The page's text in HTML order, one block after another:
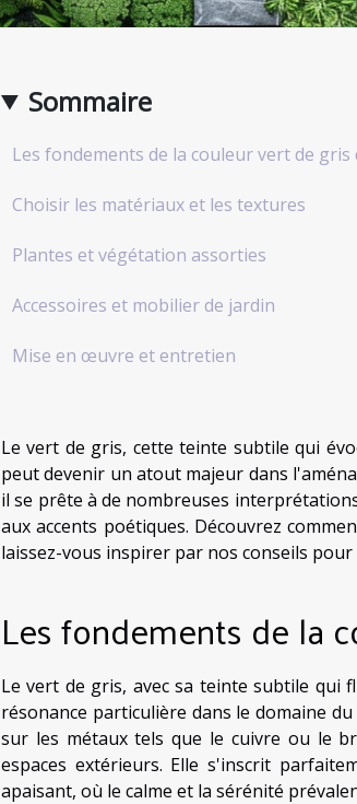
Sommaire
Les fondements de la couleur vert de gris
Choisir les matériaux et les textures
Plantes et végétation assorties
Accessoires et mobilier de jardin
Mise en œuvre et entretien
Le vert de gris, cette teinte subtile qui
peut devenir un atout majeur dans
il se prête à de nombreuses
aux accents poétiques. Découvrez
laissez-vous inspirer par nos conseils
Les fondements de la
Le vert de gris, avec sa teinte subtile
résonance particulière dans le domaine
sur les métaux tels que le cuivre ou le
espaces extérieurs. Elle s'inscrit
apaisant, où le calme et la sérénité